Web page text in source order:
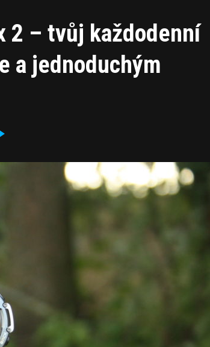
2 – tvůj každodenní
a jednoduchým